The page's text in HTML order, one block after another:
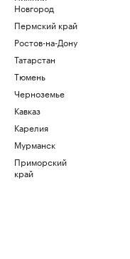
Новгород
Пермский край
Ростов-на-Дону
Татарстан
Тюмень
Черноземье
Кавказ
Карелия
Мурманск
Приморский
край